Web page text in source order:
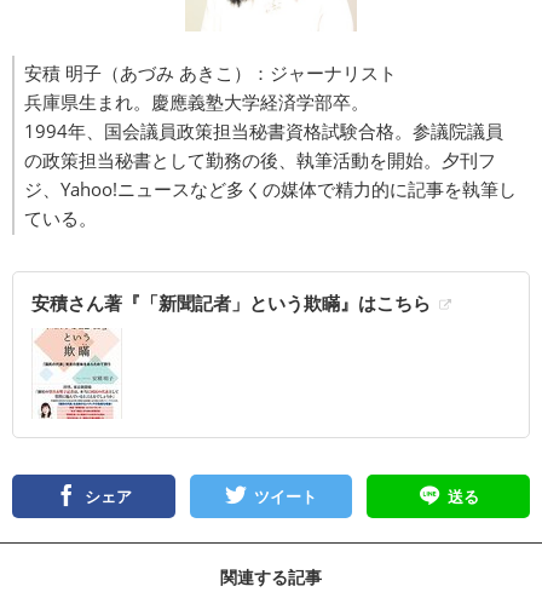
安積 明子（あづみ あきこ）：ジャーナリスト
兵庫県生まれ。慶應義塾大学経済学部卒。
1994年、国会議員政策担当秘書資格試験合格。参議院議員
の政策担当秘書として勤務の後、執筆活動を開始。夕刊フ
ジ、Yahoo!ニュースなど多くの媒体で精力的に記事を執筆し
ている。
安積さん著『「新聞記者」という欺瞞』はこちら
シェア ツイート 送る
関連する記事